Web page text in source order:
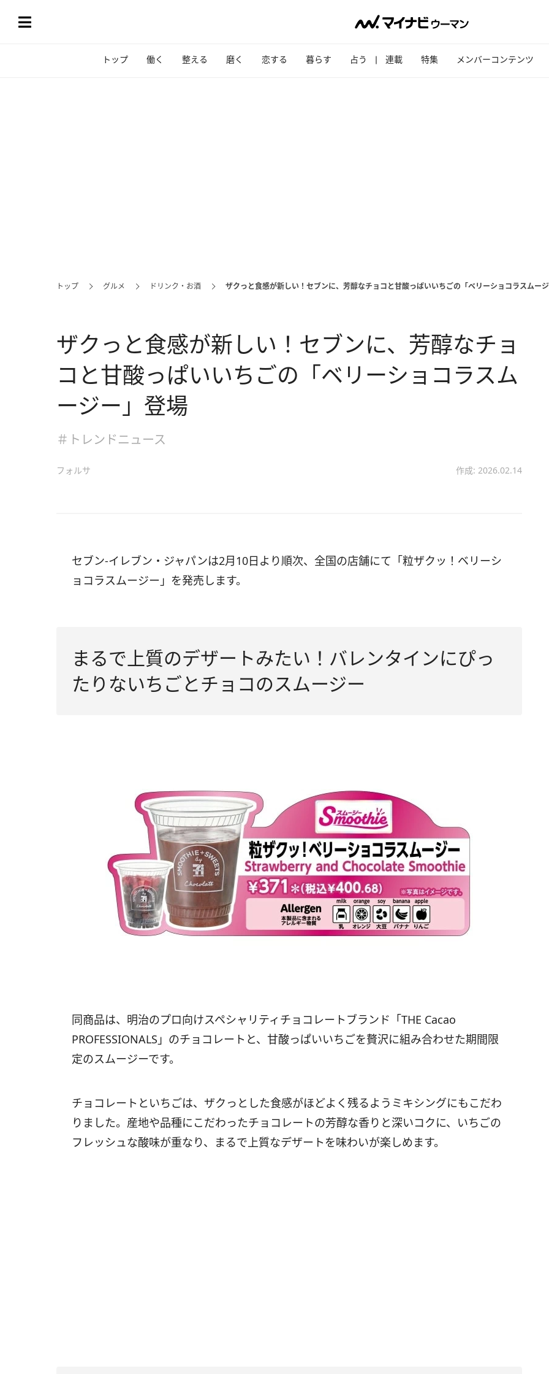
トップ 働く 整える 磨く 恋する 暮らす 占う 連載 特集 メンバーコンテンツ
トップ グルメ ドリンク・お酒 ザクっと食感が新しい！セブンに、芳醇なチョコと甘酸っぱいいちごの「ベリーショコラスムー
ザクっと食感が新しい！セブンに、芳醇なチョ
コと甘酸っぱいいちごの「ベリーショコラスム
ージー」登場
＃トレンドニュース
フォルサ 作成: 2026.02.14
セブン‐イレブン・ジャパンは2月10日より順次、全国の店舗にて「粒ザクッ！ベリーシ
ョコラスムージー」を発売します。
まるで上質のデザートみたい！バレンタインにぴっ
たりないちごとチョコのスムージー
同商品は、明治のプロ向けスペシャリティチョコレートブランド「THE Cacao
PROFESSIONALS」のチョコレートと、甘酸っぱいいちごを贅沢に組み合わせた期間限
定のスムージーです。
チョコレートといちごは、ザクっとした食感がほどよく残るようミキシングにもこだわ
りました。産地や品種にこだわったチョコレートの芳醇な香りと深いコクに、いちごの
フレッシュな酸味が重なり、まるで上質なデザートを味わいが楽しめます。